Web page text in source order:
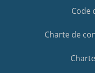
Code
Charte de